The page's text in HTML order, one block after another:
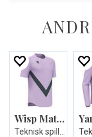
Wisp Match Day Shirt